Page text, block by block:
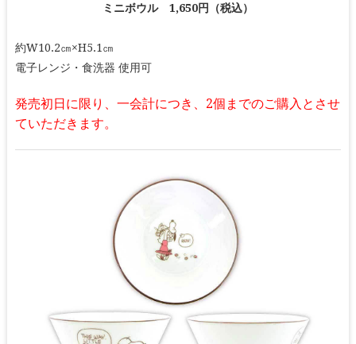
ミニボウル 1,650円（税込）
約W10.2㎝×H5.1㎝
電子レンジ・食洗器 使用可
発売初日に限り、一会計につき、2個までのご購入とさせ
ていただきます。